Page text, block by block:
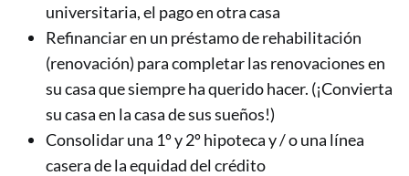
universitaria, el pago en otra casa
Refinanciar en un préstamo de rehabilitación
(renovación) para completar las renovaciones en
su casa que siempre ha querido hacer. (¡Convierta
su casa en la casa de sus sueños!)
Consolidar una 1º y 2º hipoteca y / o una línea
casera de la equidad del crédito